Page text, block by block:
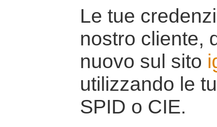
Le tue
nostro cliente,
nuovo sul sito
utilizzando le
SPID o CIE.